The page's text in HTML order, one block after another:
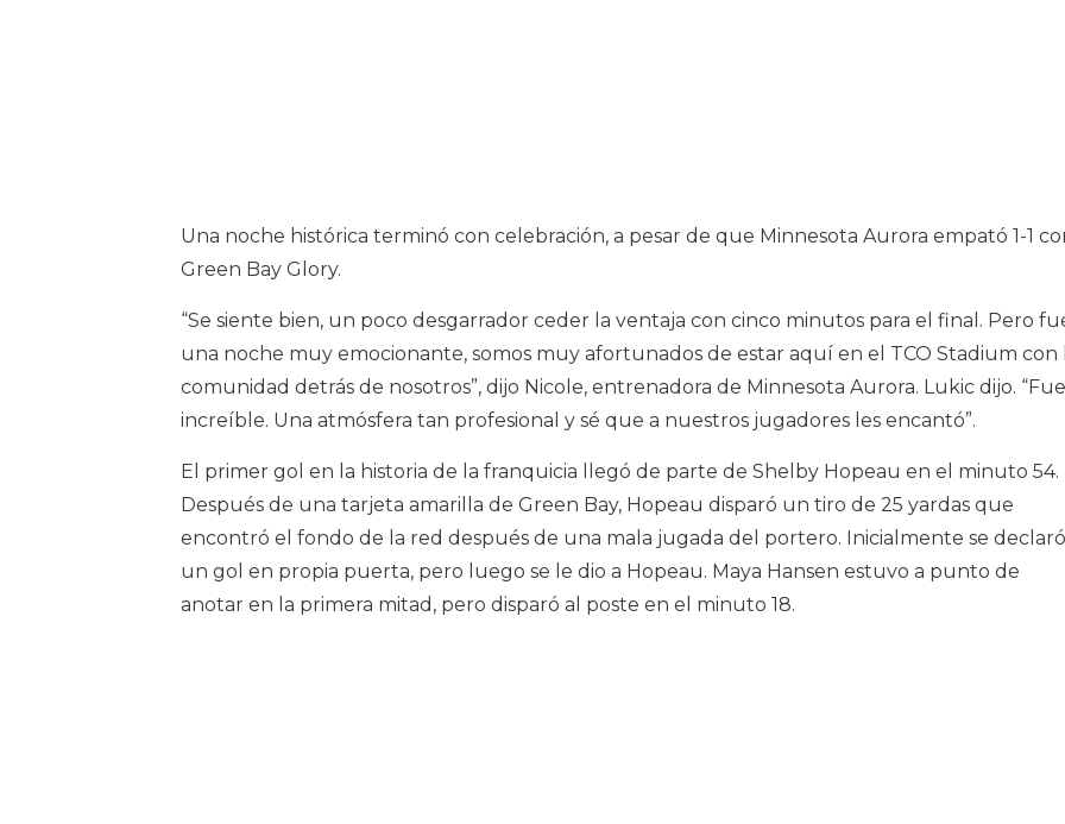
Una noche histórica terminó con celebración, a pesar de que Minnesota Aurora empató 1-1
Green Bay Glory.
“Se siente bien, un poco desgarrador ceder la ventaja con cinco minutos para el final. Pero
una noche muy emocionante, somos muy afortunados de estar aquí en el TCO Stadium con
comunidad detrás de nosotros”, dijo Nicole, entrenadora de Minnesota Aurora. Lukic dijo. “Fue
increíble. Una atmósfera tan profesional y sé que a nuestros jugadores les encantó”.
El primer gol en la historia de la franquicia llegó de parte de Shelby Hopeau en el minuto 54.
Después de una tarjeta amarilla de Green Bay, Hopeau disparó un tiro de 25 yardas que
encontró el fondo de la red después de una mala jugada del portero. Inicialmente se declaró
un gol en propia puerta, pero luego se le dio a Hopeau. Maya Hansen estuvo a punto de
anotar en la primera mitad, pero disparó al poste en el minuto 18.